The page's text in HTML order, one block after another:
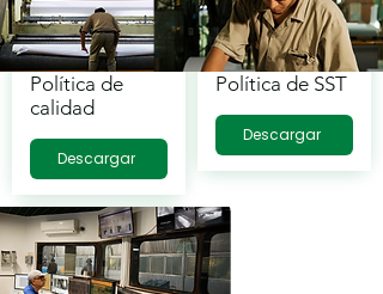
Política de
calidad
Descargar
Política de SST
Descargar